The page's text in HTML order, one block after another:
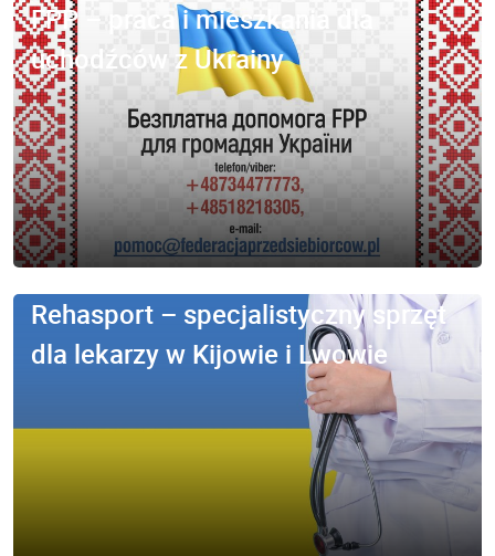
FPP – praca i mieszkania dla
uchodźców z Ukrainy
Rehasport – specjalistyczny sprzęt
dla lekarzy w Kijowie i Lwowie